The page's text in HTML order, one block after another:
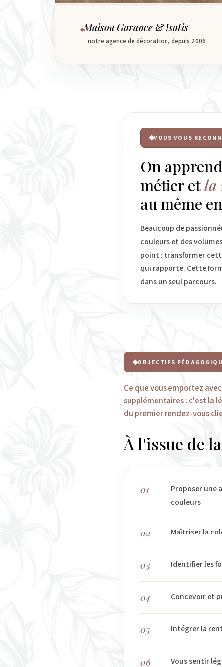
Maison Garance & Isatis
notre agence de décoration, depuis 2006
VOUS VOUS
On
métier etla
au même
Beaucoup de
couleurs et des
point : transformer
qui rapporte. Cette
dans un seul parcours.
OBJECTIFS
Ce que vous emportez
supplémentaires : c'est la
du premier rendez-vous
À l'issue de
01
Proposer une
couleurs
02 Maîtriser la
03 Identifier les
04 Concevoir et
05 Intégrer la
06 Vous sentir